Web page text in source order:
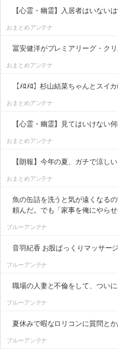
【心霊・幽霊】入居者はいない
おまとめアンテナ
冨安健洋がプレミアリーグ・ク
おまとめアンテナ
【ﾒﾛﾒﾛ】杉山結菜ちゃんとスイ
おまとめアンテナ
【心霊・幽霊】見てはいけない
おまとめアンテナ
【朗報】今年の夏、ガチで涼しい
おまとめアンテナ
魚の缶詰を洗うと気が遠くなる
頼んだ。でも「家事を俺にやら
ブルーアンテナ
音羽紀香 お股ぱっくりマッサー
ブルーアンテナ
職場の人妻と不倫をして、ついに
ブルーアンテナ
夏休みで暇なロリコンに質問とか
ブルーアンテナ